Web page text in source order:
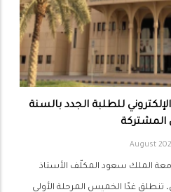
للطلبة الجدد بالسنة
المشتركة
الملك سعود المكلّف الأستاذ
غدًا الخميس المرحلة الأولى